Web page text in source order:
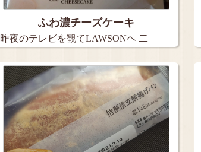
ふわ濃チーズケーキ
昨夜のテレビを観てLAWSONヘ 二